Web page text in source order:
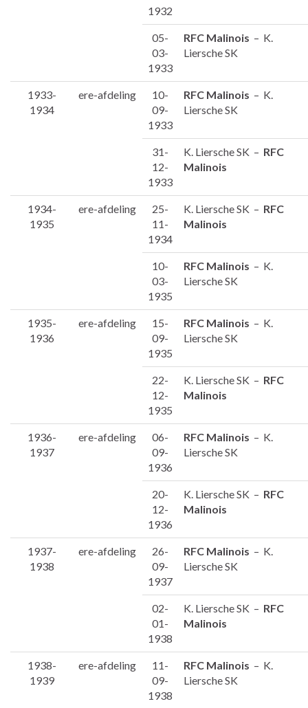
1932
05-
03-
1933
RFC Malinois – K.
Liersche SK
1933-
1934
ere-afdeling
10-
09-
1933
RFC Malinois – K.
Liersche SK
31-
12-
1933
K. Liersche SK – RFC
Malinois
1934-
1935
ere-afdeling
25-
11-
1934
K. Liersche SK – RFC
Malinois
10-
03-
1935
RFC Malinois – K.
Liersche SK
1935-
1936
ere-afdeling
15-
09-
1935
RFC Malinois – K.
Liersche SK
22-
12-
1935
K. Liersche SK – RFC
Malinois
1936-
1937
ere-afdeling
06-
09-
1936
RFC Malinois – K.
Liersche SK
20-
12-
1936
K. Liersche SK – RFC
Malinois
1937-
1938
ere-afdeling
26-
09-
1937
RFC Malinois – K.
Liersche SK
02-
01-
1938
K. Liersche SK – RFC
Malinois
1938-
1939
ere-afdeling
11-
09-
1938
RFC Malinois – K.
Liersche SK